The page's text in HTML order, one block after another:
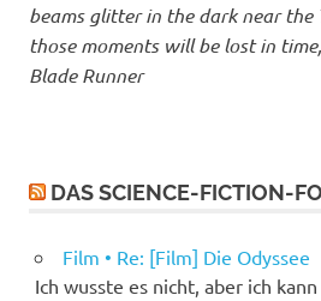
beams glitter in the dark near the
those moments will be lost in
Blade Runner
DAS SCIENCE-FICTION-
Film • Re: [Film] Die Odyssee
Ich wusste es nicht, aber ich